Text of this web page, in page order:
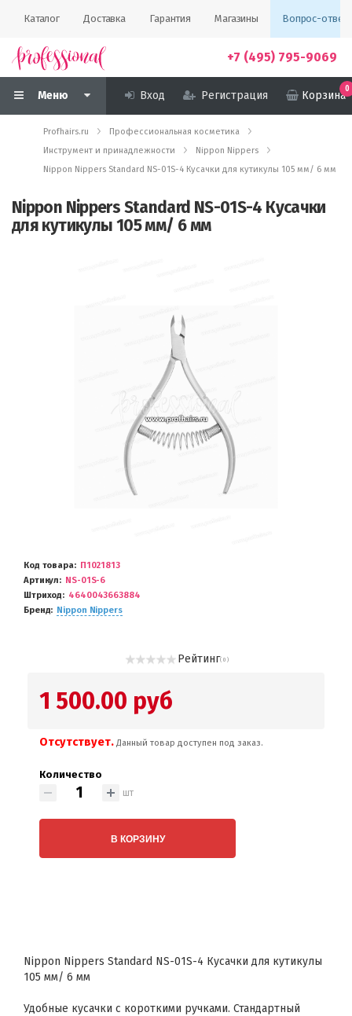
Каталог Доставка Гарантия Магазины Вопрос-ответ
+7 (495) 795-9069
Меню Вход Регистрация Корзина
0
Profhairs.ru
Профессиональная косметика
Инструмент и принадлежности
Nippon Nippers
Nippon Nippers Standard NS-01S-4 Кусачки для кутикулы 105 мм/ 6 мм
Nippon Nippers Standard NS-01S-4 Кусачки
для кутикулы 105 мм/ 6 мм
Код товара
П1021813
Артикул
NS-01S-6
Штриход
4640043663884
Бренд
Nippon Nippers
Рейтинг( 0 )
1 500.00 руб
Отсутствует. Данный товар доступен под заказ.
Количество
шт
В КОРЗИНУ
Nippon Nippers Standard NS-01S-4 Кусачки для кутикулы
105 мм/ 6 мм
Удобные кусачки с короткими ручками. Стандартный